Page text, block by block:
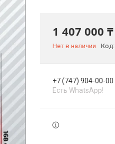
1 407 000 ₸
Нет в наличии Код:
+7 (747) 904-00-00
Есть WhatsApp!